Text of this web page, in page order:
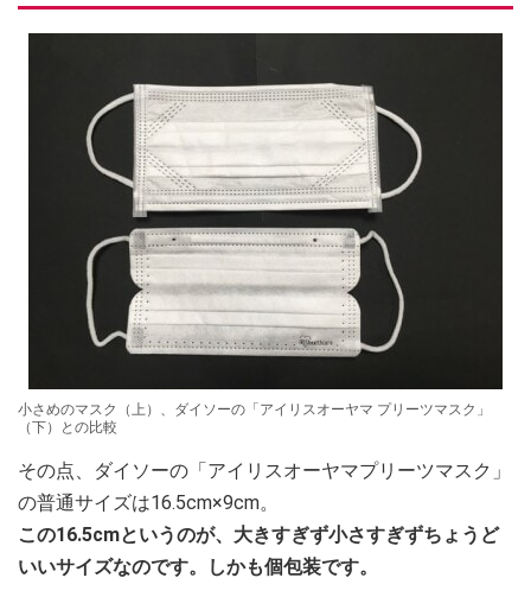
小さめのマスク（上）、ダイソーの「アイリスオーヤマ プリーツマスク」
（下）との比較
その点、ダイソーの「アイリスオーヤマプリーツマスク」
の普通サイズは16.5cm×9cm。
この16.5cmというのが、大きすぎず小さすぎずちょうど
いいサイズなのです。しかも個包装です。